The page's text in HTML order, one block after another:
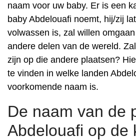
naam voor uw baby. Er is een
baby Abdelouafi noemt, hij/zij
volwassen is, zal willen
andere delen van de wereld.
zijn op die andere plaatsen?
te vinden in welke landen
voorkomende naam is.
De naam van de
Abdelouafi op de